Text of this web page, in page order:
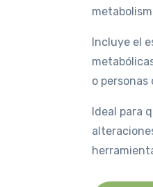
Incluye el
o
Ideal para